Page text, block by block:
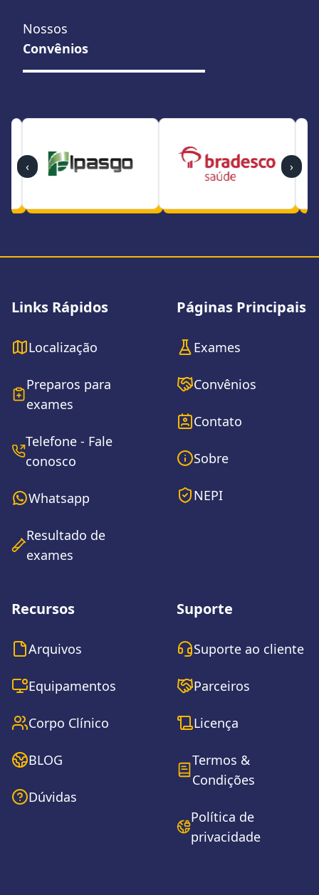
Nossos
Convênios
‹ ›
Links Rápidos
Localização
Preparos para
exames
Telefone - Fale
conosco
Whatsapp
Resultado de
exames
Páginas Principais
Exames
Convênios
Contato
Sobre
NEPI
Recursos
Arquivos
Equipamentos
Corpo Clínico
BLOG
Dúvidas
Suporte
Suporte ao cliente
Parceiros
Licença
Termos &
Condições
Política de
privacidade